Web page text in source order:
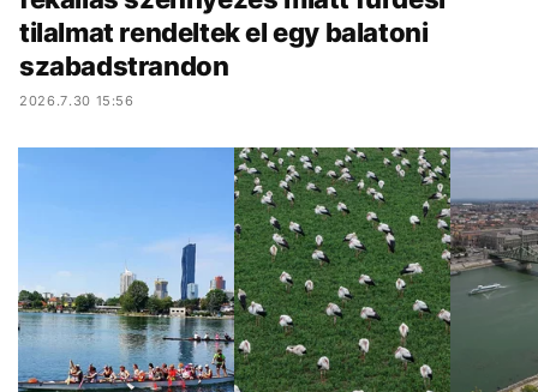
tilalmat rendeltek el egy balatoni
szabadstrandon
2026.7.30 15:56